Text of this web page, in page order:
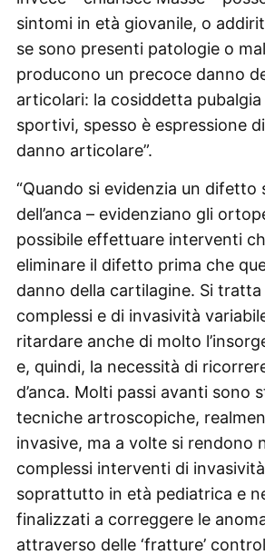
sintomi in età giovanile, o
se sono presenti patologie o
producono un precoce danno
articolari: la cosiddetta
sportivi, spesso è espressione
danno articolare”.
“Quando si evidenzia un difetto
dell’anca – evidenziano gli
possibile effettuare interventi
eliminare il difetto prima che
danno della cartilagine. Si
complessi e di invasività
ritardare anche di molto
e, quindi, la necessità di
d’anca. Molti passi avanti sono
tecniche artroscopiche,
invasive, ma a volte si rendono
complessi interventi di
soprattutto in età pediatrica e
finalizzati a correggere le
attraverso delle ‘fratture’